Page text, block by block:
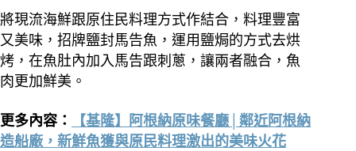
將現流海鮮跟原住民料理方式作結合，料理豐富
又美味，招牌鹽封馬告魚，運用鹽焗的方式去烘
烤，在魚肚內加入馬告跟刺蔥，讓兩者融合，魚
肉更加鮮美。
更多內容：
【基隆】阿根納原味餐廳│鄰近阿根納
造船廠，新鮮魚獲與原民料理激出的美味火花